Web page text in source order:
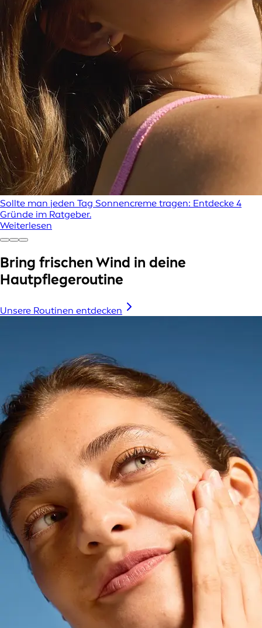
Sollte man jeden Tag Sonnencreme tragen: Entdecke 4
Gründe im Ratgeber.
Weiterlesen
Bring frischen Wind in deine
Hautpflegeroutine
Unsere Routinen entdecken